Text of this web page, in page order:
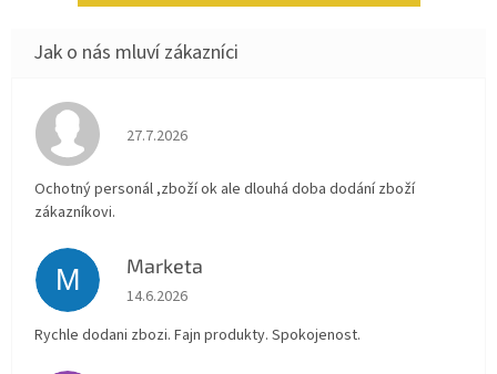
Hodnocení obchodu je 4 z 5 hvězdiček.
27.7.2026
Ochotný personál ,zboží ok ale dlouhá doba dodání zboží
zákazníkovi.
M Marketa
Hodnocení obchodu je 5 z 5 hvězdiček.
14.6.2026
Rychle dodani zbozi. Fajn produkty. Spokojenost.